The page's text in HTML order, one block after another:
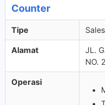
Counter
Tipe
Alamat
JL.
NO.
Operasi